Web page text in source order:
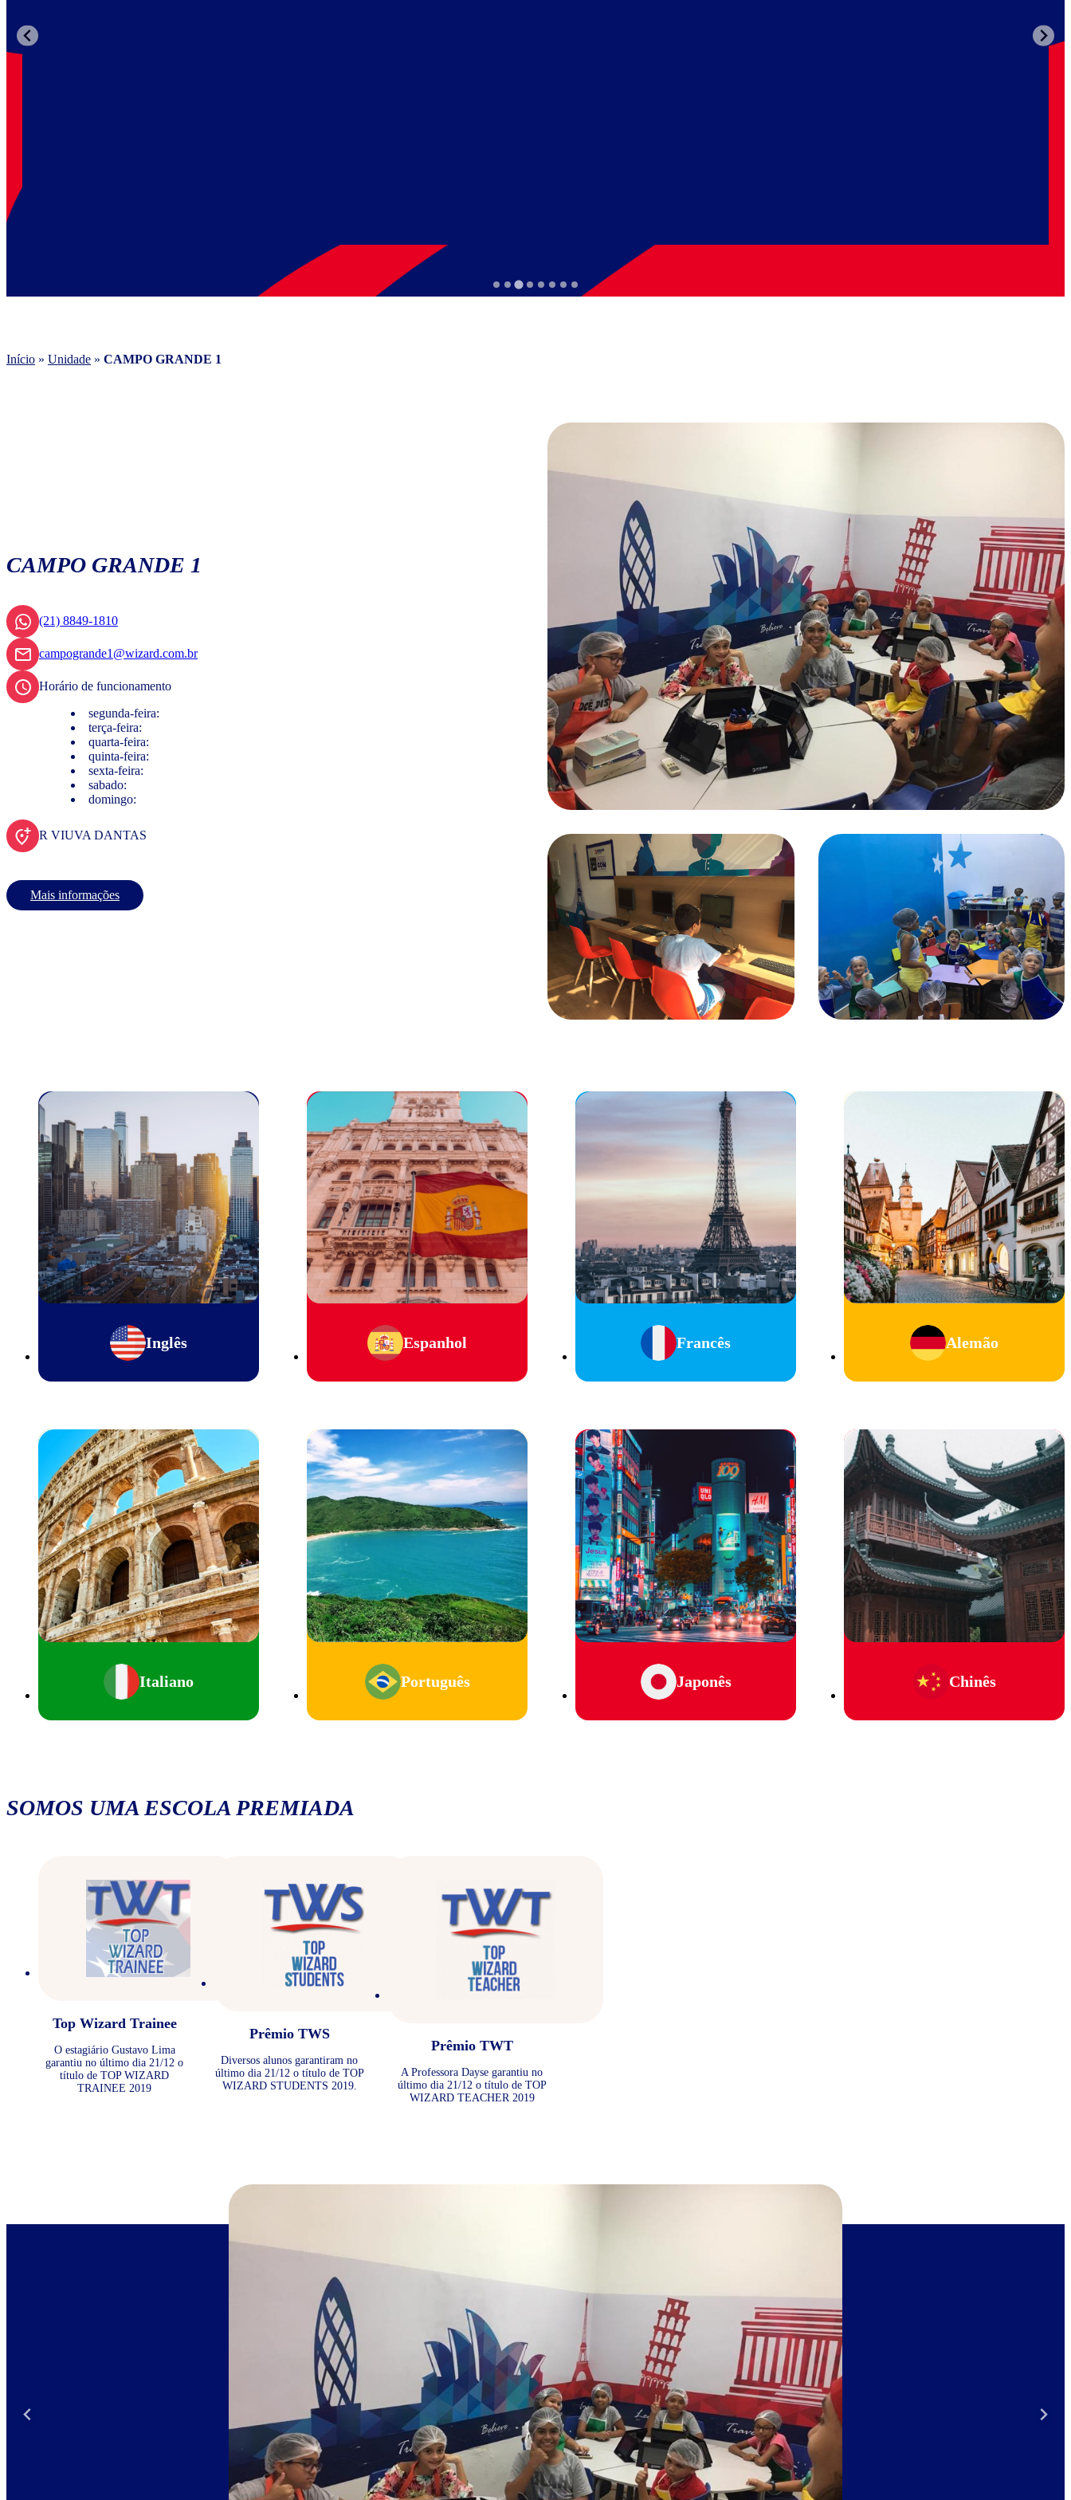
Início » Unidade » CAMPO GRANDE 1
CAMPO GRANDE 1
(21) 8849-1810
campogrande1@wizard.com.br
Horário de funcionamento
segunda-feira:
terça-feira:
quarta-feira:
quinta-feira:
sexta-feira:
sabado:
domingo:
R VIUVA DANTAS
Mais informações
Inglês Espanhol Francês Alemão
Italiano Português Japonês Chinês
SOMOS UMA ESCOLA PREMIADA
Top Wizard Trainee
O estagiário Gustavo Lima
garantiu no último dia 21/12 o
título de TOP WIZARD
TRAINEE 2019
Prêmio TWS
Diversos alunos garantiram no
último dia 21/12 o título de TOP
WIZARD STUDENTS 2019.
Prêmio TWT
A Professora Dayse garantiu no
último dia 21/12 o título de TOP
WIZARD TEACHER 2019